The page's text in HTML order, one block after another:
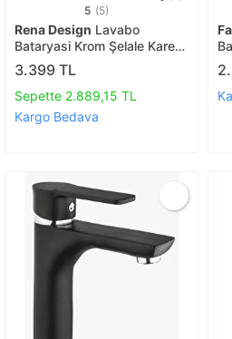
5 (5)
Rena Design Lavabo
Bataryasi Krom Şelale Kare
Gövde Eği̇mli̇ Havza Banyo
Armatür Çi̇ft Gi̇ri̇ş Musluk
Lüks Ergonami̇k
3.399 TL
Sepette 2.889,15 TL
Kargo Bedava